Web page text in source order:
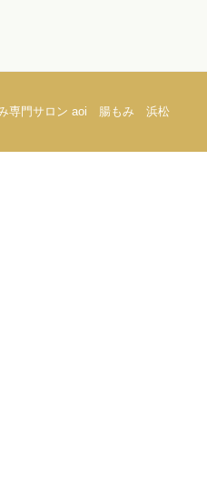
み専門サロン aoi 腸もみ 浜松